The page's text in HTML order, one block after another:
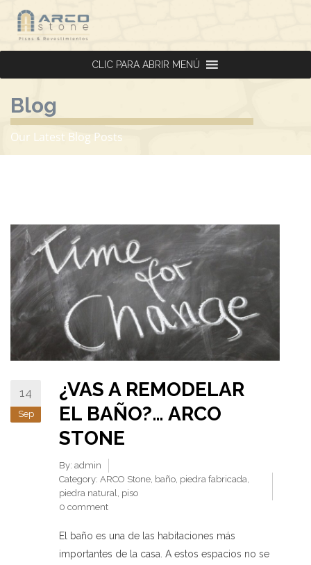
CLIC PARA ABRIR MENÚ
Blog
Our Latest Blog Posts
14
Sep
¿VAS A REMODELAR
EL BAÑO?… ARCO
STONE
By: admin
Category: ARCO Stone baño piedra fabricada
piedra natural
piso
0 comment
El baño es una de las habitaciones más
importantes de la casa. A estos espacios no se